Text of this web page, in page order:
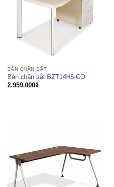
BÀN CHÂN SẮT
Bàn chân sắt BZT14H5-CO
2.959.000₫